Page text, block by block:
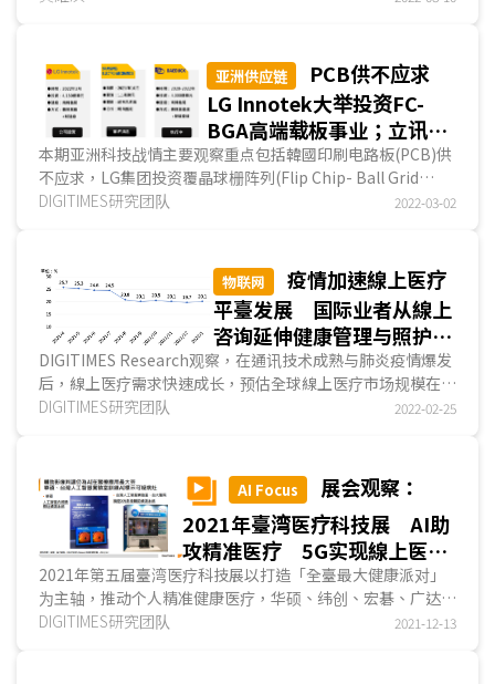
亚洲供应链
PCB供不应求
LG Innotek大举投资FC-
BGA高端载板事业；立讯加
码新能源车制造 朝Tier 1
转型；泰国推动电动车税收
本期亚洲科技战情主要观察重点包括韓國印刷电路板(PCB)供
不应求，LG集团投资覆晶球栅阵列(Flip Chip- Ball Grid
Array；FC-BGA)载板事业，以因应5G、AI芯片、智能...
DIGITIMES研究团队 2022-03-02
物联网
疫情加速線上医疗
平臺发展 国际业者从線上
咨询延伸健康管理与照护服
务
DIGITIMES Research观察，在通讯技术成熟与肺炎疫情爆发
后，線上医疗需求快速成长，预估全球線上医疗市场规模在
2022~2028年将以复合年均成长率(CAGR) 36.5%幅度...
DIGITIMES研究团队 2022-02-25
AI Focus
展会观察：
2021年臺湾医疗科技展 AI助
攻精准医疗 5G实现線上医疗
多元情境
2021年第五届臺湾医疗科技展以打造「全臺最大健康派对」
为主轴，推动个人精准健康医疗，华硕、纬创、宏碁、广达、
远传…等多家业者展出医疗AI与線上医疗多项创新应用。
DIGITIMES研究团队 2021-12-13